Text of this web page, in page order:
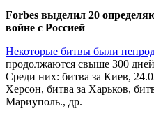
Forbes выделил 20
войне с Россией
Некоторые битвы были
продолжаются свыше 300
Среди них: битва за Киев,
Херсон, битва за Харьков,
Мариуполь., др.